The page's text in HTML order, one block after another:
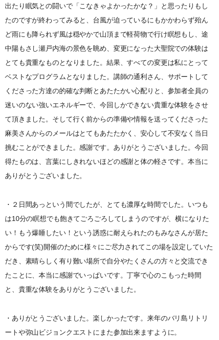
出たり眠気との闘いで「こなきゃよかったかな？」と思ったりもし
たのですが終わってみると、台風が迫っているにもかかわらず殆ん
ど雨にも降られず風は穏やかで山頂まで軽荷物で行け瞑想もし、途
中陽もさし瀬戸内海の景色を眺め、変更になった大聖院での体験は
とても貴重なものとなりました。結果、すべての変更は私にとって
ベストなプログラムとなりました。講師の通利さん、サポートして
くださった方達の的確な判断とあたたかい心配りと、参加者全員の
迷いのない強いエネルギーで、今回しかできない貴重な体験をさせ
て頂きました。そして行く前からの準備や情報を送ってくださった
麻美さんからのメールはとてもあたたかく、安心して不安なく当日
挑むことができました。感謝です。ありがとうございました。今回
得たものは、言葉にしきれないほどの感謝と体の軽さです。本当に
ありがとうございました。
・２日間あっという間でしたが、とても濃厚な時間でした。いつも
は10分の瞑想でも飽きてごろごろしてしまうのですが、横になりた
い！もう爆睡したい！という誘惑に耐えられたのもみなさんが居た
からです(笑)開催のために様々にご尽力されてこの場を設定していた
だき、素晴らしく有り難い場所で自分やたくさんの方々と交流でき
たことに、本当に感謝でいっぱいです。丁寧で心のこもった時間
と、貴重な体験をありがとうございました。
・ありがとうございました。楽しかったです。来年のバリ島リトリ
ートや弥山ビジョンクエストにまた参加出来ますように。